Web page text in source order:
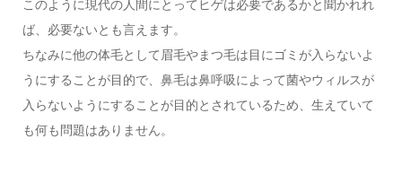
このように現代の人間にとってヒゲは必要であるかと聞かれれ
ば、必要ないとも言えます。
ちなみに他の体毛として眉毛やまつ毛は目にゴミが入らないよ
うにすることが目的で、鼻毛は鼻呼吸によって菌やウィルスが
入らないようにすることが目的とされているため、生えていて
も何も問題はありません。